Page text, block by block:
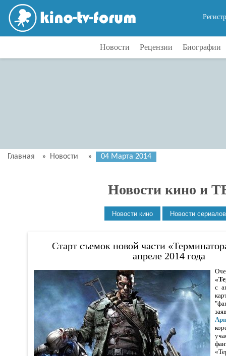
Новости Рецензии Биографии
Главная » Новости » 04 Марта 2014
Новости кино и
Старт съемок новой части
апреле 2014 года
с